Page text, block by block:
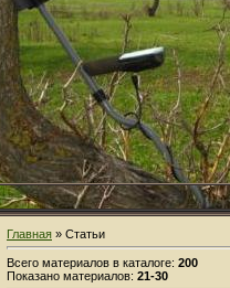
Главная » Статьи
Всего материалов в каталоге: 200
Показано материалов: 21-30